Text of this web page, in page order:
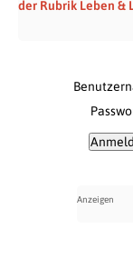
der Rubrik Leben &